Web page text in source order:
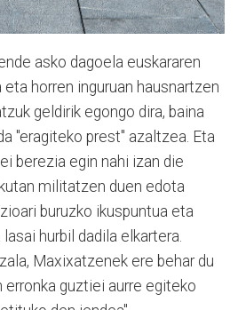
asko dagoela euskararen
horren inguruan hausnartzen
geldirik egongo dira, baina
"eragiteko prest" azaltzea. Eta
berezia egin nahi izan die
militatzen duen edota
buruzko ikuspuntua eta
hurbil dadila elkartera.
Maxixatzenek ere behar du
erronka guztiei aurre egiteko